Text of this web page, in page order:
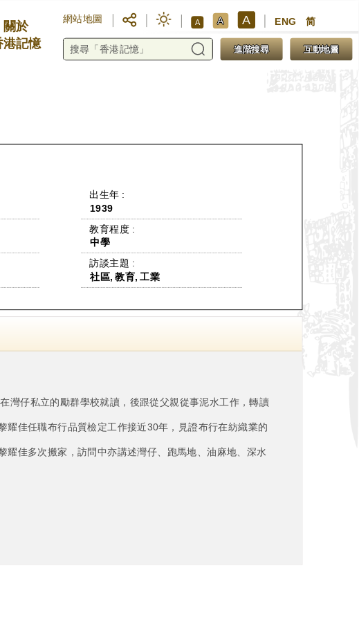
關於
港記憶
網站地圖 A A A ENG 简
進階搜尋 互動地圖
出生年 :
1939
教育程度 :
中學
訪談主題 :
社區, 教育, 工業
灣仔私立的勵群學校就讀，後跟從父親從事泥水工作，轉讀
佳任職布行品質檢定工作接近30年，見證布行在紡織業的
佳多次搬家，訪問中亦講述灣仔、跑馬地、油麻地、深水